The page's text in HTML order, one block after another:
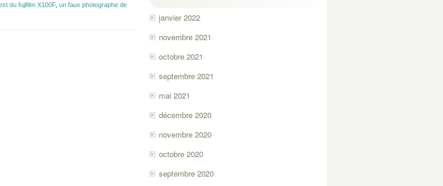
du fujifilm X100F, un faux photographe de
janvier 2022
novembre 2021
octobre 2021
septembre 2021
mai 2021
décembre 2020
novembre 2020
octobre 2020
septembre 2020